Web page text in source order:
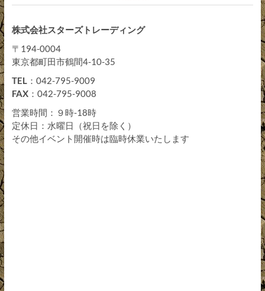
株式会社スターズトレーディング
〒194-0004
東京都町田市鶴間4-10-35
TEL：042-795-9009
FAX：042-795-9008
営業時間：９時-18時
定休日：水曜日（祝日を除く）
その他イベント開催時は臨時休業いたします